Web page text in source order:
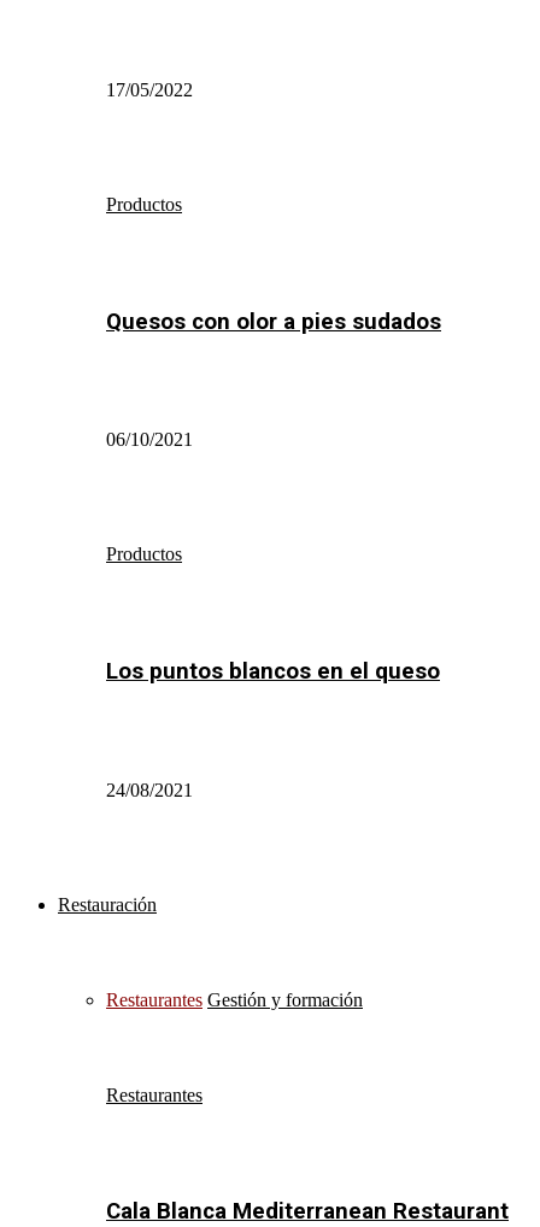
17/05/2022
Productos
Quesos con olor a pies sudados
06/10/2021
Productos
Los puntos blancos en el queso
24/08/2021
Restauración
Restaurantes Gestión y formación
Restaurantes
Cala Blanca Mediterranean Restaurant